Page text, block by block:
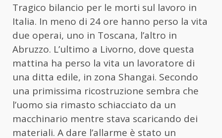
Tragico bilancio per le morti sul lavoro in
Italia. In meno di 24 ore hanno perso la vita
due operai, uno in Toscana, l’altro in
Abruzzo. L’ultimo a Livorno, dove questa
mattina ha perso la vita un lavoratore di
una ditta edile, in zona Shangai. Secondo
una primissima ricostruzione sembra che
l’uomo sia rimasto schiacciato da un
macchinario mentre stava scaricando dei
materiali. A dare l’allarme è stato un